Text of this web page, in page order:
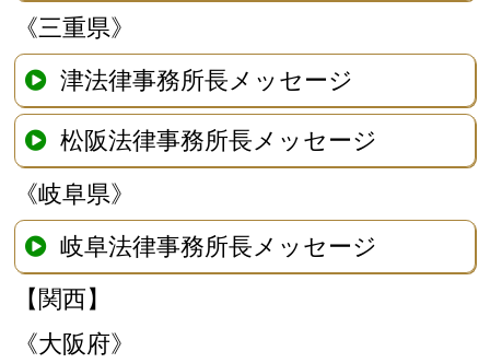
《三重県》
津法律事務所長メッセージ
松阪法律事務所長メッセージ
《岐阜県》
岐阜法律事務所長メッセージ
【関西】
《大阪府》